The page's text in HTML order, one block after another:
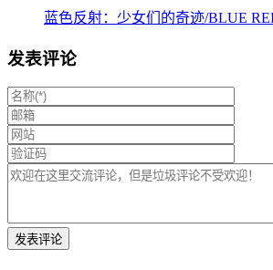
蓝色反射：少女们的奇迹/BLUE
发表评论